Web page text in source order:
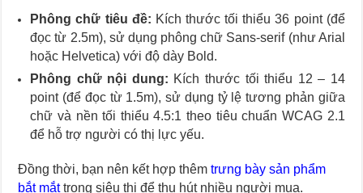
Phông chữ tiêu đề: Kích thước tối thiểu 36 point (để
đọc từ 2.5m), sử dụng phông chữ Sans-serif (như Arial
hoặc Helvetica) với độ dày Bold.
Phông chữ nội dung: Kích thước tối thiểu 12 – 14
point (để đọc từ 1.5m), sử dụng tỷ lệ tương phản giữa
chữ và nền tối thiểu 4.5:1 theo tiêu chuẩn WCAG 2.1
để hỗ trợ người có thị lực yếu.
Đồng thời, bạn nên kết hợp thêmtrưng bày sản phẩm
bắt mắttrong siêu thị để thu hút nhiều người mua.